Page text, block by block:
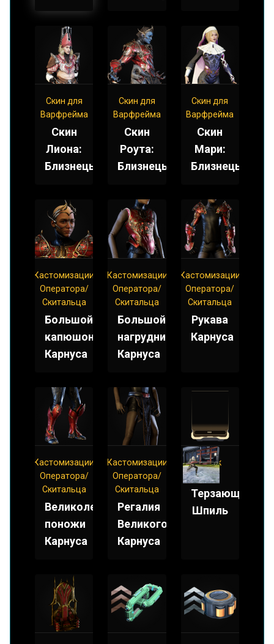
Скин для
Варфрейма
Скин
Лиона:
Близнецы
Скин для
Варфрейма
Скин
Роута:
Близнецы
Скин для
Варфрейма
Скин
Мари:
Близнецы
Кастомизации
Оператора/
Скитальца
Большой
капюшон
Карнуса
Кастомизации
Оператора/
Скитальца
Большой
нагрудник
Карнуса
Кастомизации
Оператора/
Скитальца
Рукава
Карнуса
Кастомизации
Оператора/
Скитальца
Великолепные
поножи
Карнуса
Кастомизации
Оператора/
Скитальца
Регалия
Великого
Карнуса
Штык
Мод
Терзающий
Шпиль